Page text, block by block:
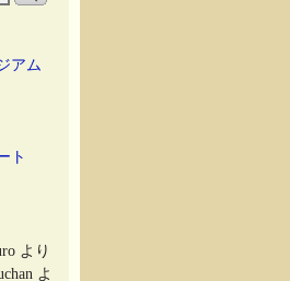
アム
ト
より
よ